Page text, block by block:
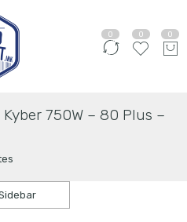
0 0 0
750W – 80 Plus –